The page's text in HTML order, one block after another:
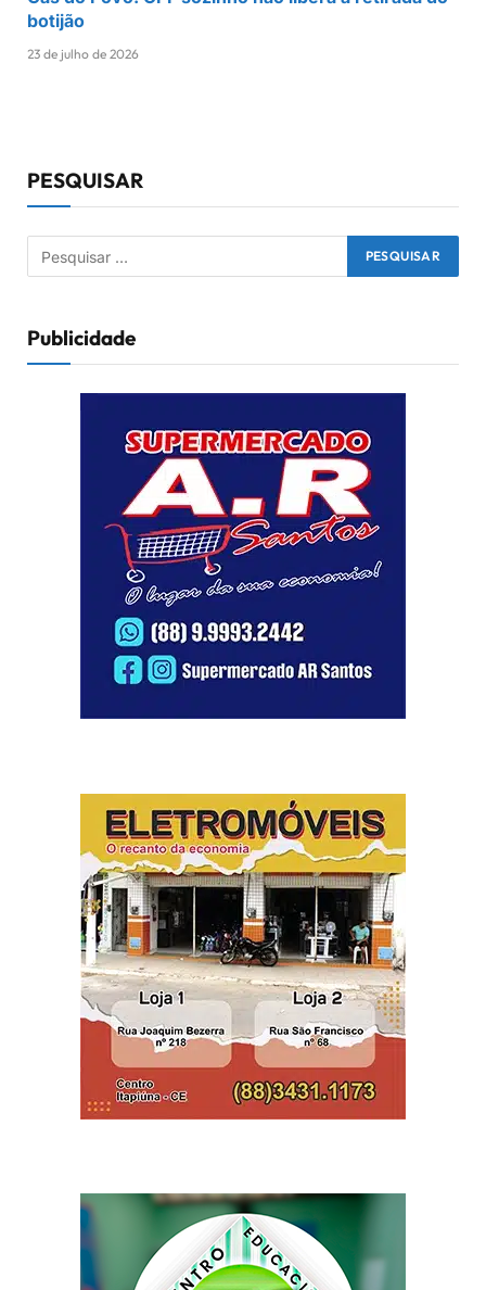
botijão
23 de julho de 2026
PESQUISAR
Publicidade